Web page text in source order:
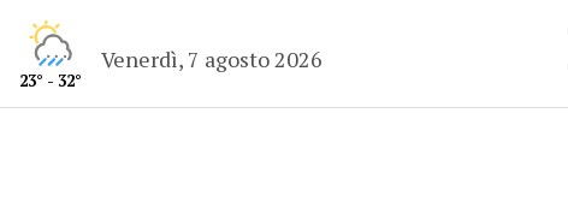
23° - 32°
Venerdì, 7 agosto 2026